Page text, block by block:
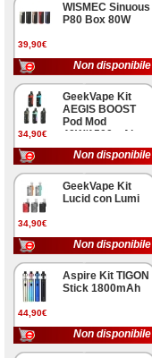
39,90€
WISMEC Sinuous
P80 Box 80W
Non disponibile
34,90€
GeekVape Kit
AEGIS BOOST
Pod Mod
40W/1500mAh
Non disponibile
34,90€
GeekVape Kit
Lucid con Lumi
Non disponibile
44,90€
Aspire Kit TIGON
Stick 1800mAh
Non disponibile